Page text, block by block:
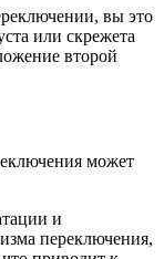
вы это
или скрежета
второй
может
и
переключения,